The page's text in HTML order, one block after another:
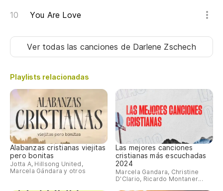
You Are Love
Ver todas las canciones de Darlene Zschech
Playlists relacionadas
Alabanzas cristianas viejitas
pero bonitas
Jotta A, Hillsong United,
Marcela Gándara y otros
Las mejores canciones
cristianas más escuchadas
2024
Marcela Gandara, Christine
D'Clario, Ricardo Montaner...